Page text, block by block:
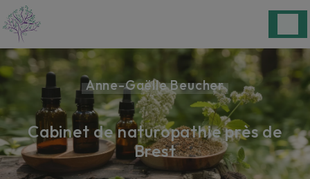
Anne-Gaëlle Beucher
Cabinet de naturopathie près de
Brest
Panneau de gestion des cookies